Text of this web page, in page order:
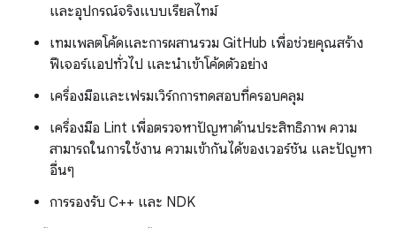
และอุปกรณ์จริงแบบเรียลไทม์
เทมเพลตโค้ดและการผสานรวม GitHub เพื่อช่วยคุณสร้าง
ฟีเจอร์แอปทั่วไป และนำเข้าโค้ดตัวอย่าง
เครื่องมือและเฟรมเวิร์กการทดสอบที่ครอบคลุม
เครื่องมือ Lint เพื่อตรวจหาปัญหาด้านประสิทธิภาพ ความ
สามารถในการใช้งาน ความเข้ากันได้ของเวอร์ชัน และปัญหา
อื่นๆ
การรองรับ C++ และ NDK